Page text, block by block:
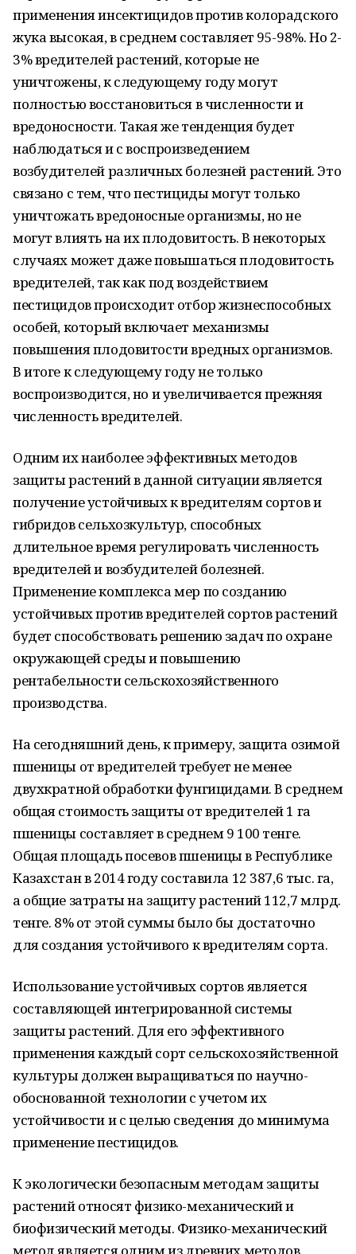
применения инсектицидов против колорадского
жука высокая, в среднем составляет 95-98%. Но 2-
3% вредителей растений, которые не
уничтожены, к следующему году могут
полностью восстановиться в численности и
вредоносности. Такая же тенденция будет
наблюдаться и с воспроизведением
возбудителей различных болезней растений. Это
связано с тем, что пестициды могут только
уничтожать вредоносные организмы, но не
могут влиять на их плодовитость. В некоторых
случаях может даже повышаться плодовитость
вредителей, так как под воздействием
пестицидов происходит отбор жизнеспособных
особей, который включает механизмы
повышения плодовитости вредных организмов.
В итоге к следующему году не только
воспроизводится, но и увеличивается прежняя
численность вредителей.
Одним их наиболее эффективных методов
защиты растений в данной ситуации является
получение устойчивых к вредителям сортов и
гибридов сельхозкультур, способных
длительное время регулировать численность
вредителей и возбудителей болезней.
Применение комплекса мер по созданию
устойчивых против вредителей сортов растений
будет способствовать решению задач по охране
окружающей среды и повышению
рентабельности сельскохозяйственного
производства.
На сегодняшний день, к примеру, защита озимой
пшеницы от вредителей требует не менее
двухкратной обработки фунгицидами. В среднем
общая стоимость защиты от вредителей 1 га
пшеницы составляет в среднем 9 100 тенге.
Общая площадь посевов пшеницы в Республике
Казахстан в 2014 году составила 12 387,6 тыс. га,
а общие затраты на защиту растений 112,7 млрд.
тенге. 8% от этой суммы было бы достаточно
для создания устойчивого к вредителям сорта.
Использование устойчивых сортов является
составляющей интегрированной системы
защиты растений. Для его эффективного
применения каждый сорт сельскохозяйственной
культуры должен выращиваться по научно-
обоснованной технологии с учетом их
устойчивости и с целью сведения до минимума
применение пестицидов.
К экологически безопасным методам защиты
растений относят физико-механический и
биофизический методы. Физико-механический